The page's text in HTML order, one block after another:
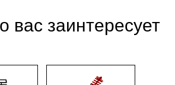
вас заинтересует